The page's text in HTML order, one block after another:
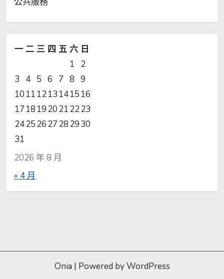
2026 年 8 月
一 二 三 四 五 六 日
1
2
3
4 5 6 7 8 9
10 11 1213 1415 16
17 18 1920212223
24252627282930
31
« 4 月
Onia | Powered by WordPress